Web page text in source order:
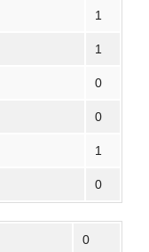
1
1
0
0
1
0
0